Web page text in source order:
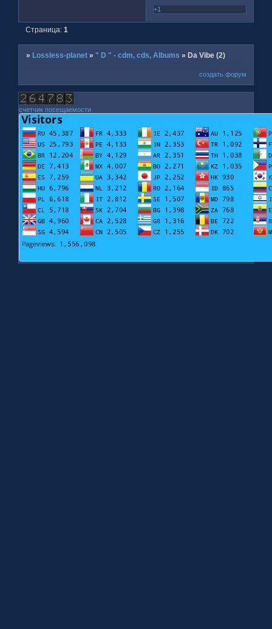
+1
Страница:1
»Lossless-planet » " D " - cdm, cds, Albums »Da Vibe (2)
создать форум
счетчик посещаемости